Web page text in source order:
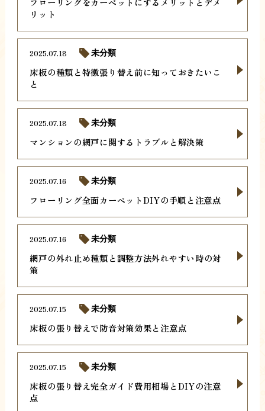
リット
床板の種類と特徴張り替え前に知っておきたいこ
と
2025.07.18 未分類
マンションの網戸に関するトラブルと解決策
2025.07.18 未分類
フローリング全面カーペットDIYの手順と注意点
2025.07.16 未分類
網戸の外れ止め種類と調整方法外れやすい時の対
策
2025.07.16 未分類
床板の張り替えで防音対策効果と注意点
2025.07.15 未分類
床板の張り替え完全ガイド費用相場とDIYの注意
点
2025.07.15 未分類